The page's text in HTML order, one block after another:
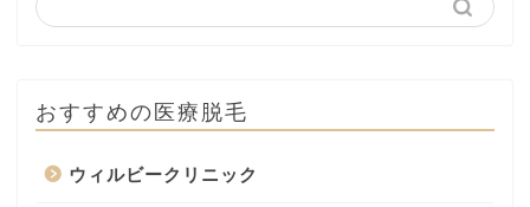
おすすめの医療脱毛
ウィルビークリニック